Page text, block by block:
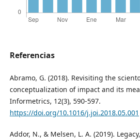
Referencias
Abramo, G. (2018). Revisiting the
conceptualization of impact and its
Informetrics, 12(3), 590-597.
https://doi.org/10.1016/j.joi.2018.05.001
Addor, N., & Melsen, L. A. (2019).